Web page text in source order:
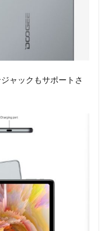
ャックもサポートさ